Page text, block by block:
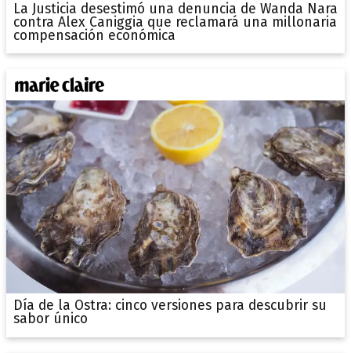
La Justicia desestimó una denuncia de Wanda Nara
contra Alex Caniggia que reclamará una millonaria
compensación económica
Día de la Ostra: cinco versiones para descubrir su
sabor único